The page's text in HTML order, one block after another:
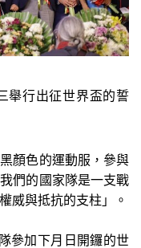
舉行出征世界盃的誓
顏色的運動服，參與
們的國家隊是一支戰
威與抵抗的支柱」。
參加下月日開鑼的世